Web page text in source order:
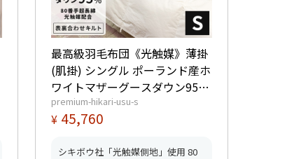
最高級羽毛布団《光触媒》薄掛
(肌掛) シングル ポーランド産ホ
ワイトマザーグースダウン95%
(440dp以上) 羽毛量0.4kg 【6つ
星プレミアムゴールド取得】
premium-hikari-usu-s
¥ 45,760
シキボウ社「光触媒側地」使用 80